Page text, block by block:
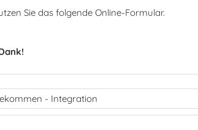
Sie das folgende Online-Formular.